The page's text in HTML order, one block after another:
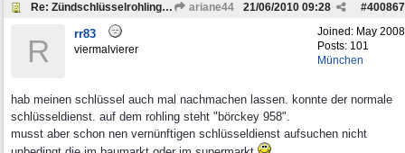
Re: Zündschlüsselrohling Range Rover Classic BJ 1972 ariane44 #400867
21/06/2010 09:28
Joined: May 2008
Posts: 101
München
R rr83
viermalvierer
hab meinen schlüssel auch mal nachmachen lassen. konnte der normale
schlüsseldienst. auf dem rohling steht "börckey 958".
musst aber schon nen vernünftigen schlüsseldienst aufsuchen nicht